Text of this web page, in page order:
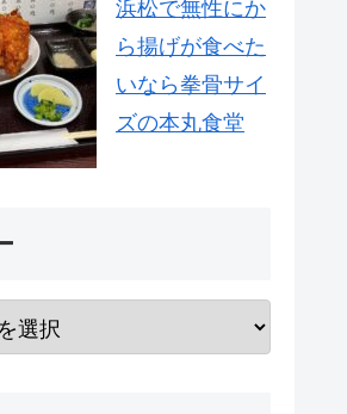
浜松で無性にか
ら揚げが食べた
いなら拳骨サイ
ズの本丸食堂